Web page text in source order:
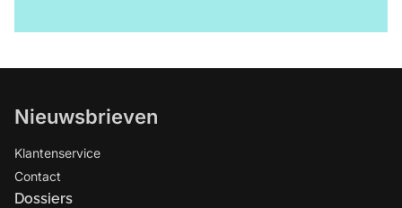
Nieuwsbrieven
Klantenservice
Contact
Dossiers